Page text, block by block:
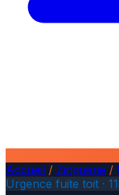
Accueil / Zinguerie /
Urgence fuite toit ·